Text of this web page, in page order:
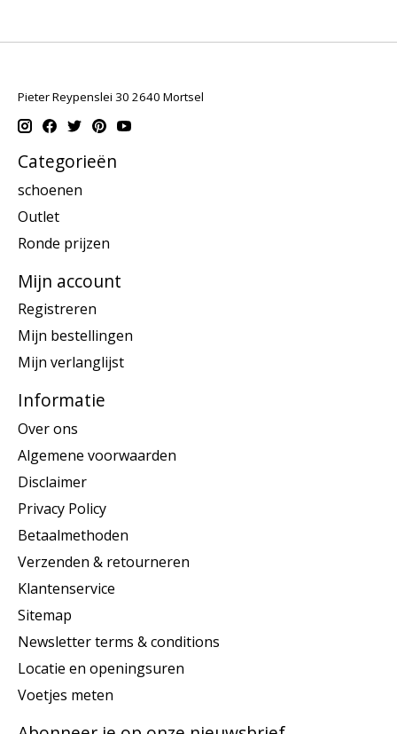
Pieter Reypenslei 30 2640 Mortsel
Categorieën
schoenen
Outlet
Ronde prijzen
Mijn account
Registreren
Mijn bestellingen
Mijn verlanglijst
Informatie
Over ons
Algemene voorwaarden
Disclaimer
Privacy Policy
Betaalmethoden
Verzenden & retourneren
Klantenservice
Sitemap
Newsletter terms & conditions
Locatie en openingsuren
Voetjes meten